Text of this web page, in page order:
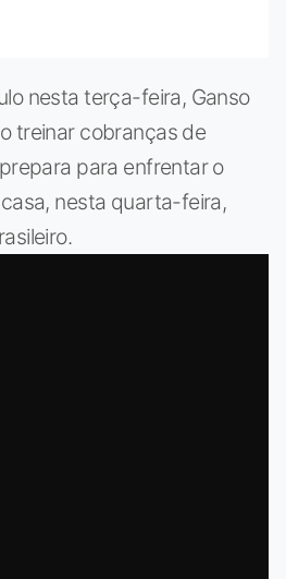
nesta terça-feira, Ganso
treinar cobranças de
para enfrentar o
nesta quarta-feira,